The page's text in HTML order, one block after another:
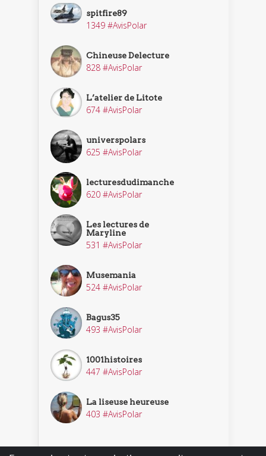
spitfire89
1349 #AvisPolar
Chineuse Delecture
828 #AvisPolar
L’atelier de Litote
674 #AvisPolar
universpolars
625 #AvisPolar
lecturesdudimanche
620 #AvisPolar
Les lectures de
Maryline
531 #AvisPolar
Musemania
524 #AvisPolar
Bagus35
493 #AvisPolar
1001histoires
447 #AvisPolar
La liseuse heureuse
403 #AvisPolar